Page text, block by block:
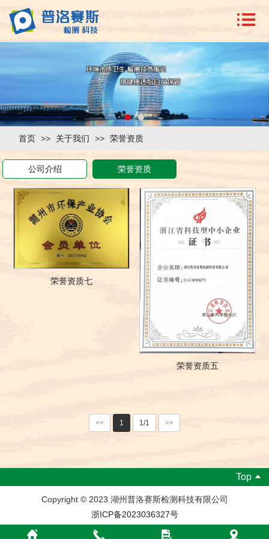
首页 >> 关于我们 >> 荣誉资质
公司介绍 荣誉资质
荣誉资质七
荣誉资质五
<< 1 1/1 >>
Top
Copyright © 2023 湖州普洛赛斯检测科技有限公司
浙ICP备2023036327号